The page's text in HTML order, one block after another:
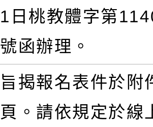
1日桃教體字第
號函辦理。
旨揭報名表件於附
頁。請依規定於線